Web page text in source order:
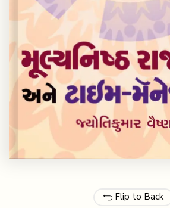
Flip to Back